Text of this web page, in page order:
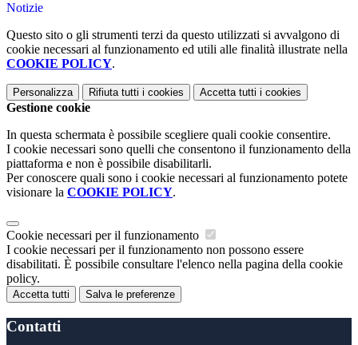
Notizie
Questo sito o gli strumenti terzi da questo utilizzati si avvalgono di
cookie necessari al funzionamento ed utili alle finalità illustrate nella
COOKIE POLICY.
Personalizza Rifiuta tutti i cookies Accetta tutti i cookies
Gestione cookie
In questa schermata è possibile scegliere quali cookie consentire.
I cookie necessari sono quelli che consentono il funzionamento della
piattaforma e non è possibile disabilitarli.
Per conoscere quali sono i cookie necessari al funzionamento potete
visionare la COOKIE POLICY.
Cookie necessari per il funzionamento
I cookie necessari per il funzionamento non possono essere
disabilitati. È possibile consultare l'elenco nella pagina della cookie
policy.
Accetta tutti Salva le preferenze
Contatti